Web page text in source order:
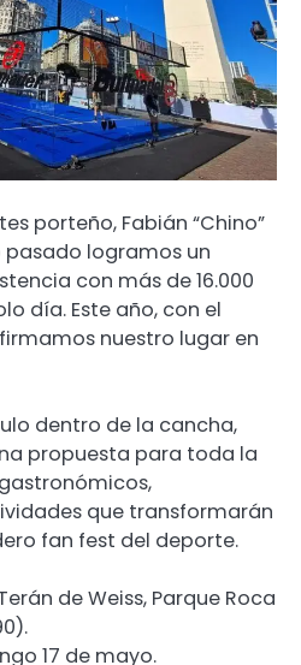
porteño, Fabián “Chino”
pasado logramos un
con más de 16.000
día. Este año, con el
nuestro lugar en
dentro de la cancha,
propuesta para toda la
que transformarán
fan fest del deporte.
de Weiss, Parque Roca
17 de mayo.